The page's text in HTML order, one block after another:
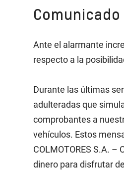
Ante el alarmante
respecto a la
Durante las últimas
adulteradas que
comprobantes a
vehículos. Estos
COLMOTORES S.A.
dinero para disfrutar